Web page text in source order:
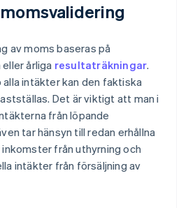
av moms baseras på
årliga resultaträkningar.
intäkter kan den faktiska
Det är viktigt att man i
från löpande
tar hänsyn till redan erhållna
från uthyrning och
intäkter från försäljning av